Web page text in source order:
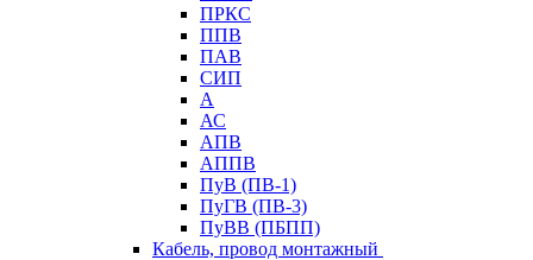
ПРКС
ППВ
ПАВ
СИП
А
АС
АПВ
АППВ
ПуВ (ПВ-1)
ПуГВ (ПВ-3)
ПуВВ (ПБПП)
Кабель, провод монтажный